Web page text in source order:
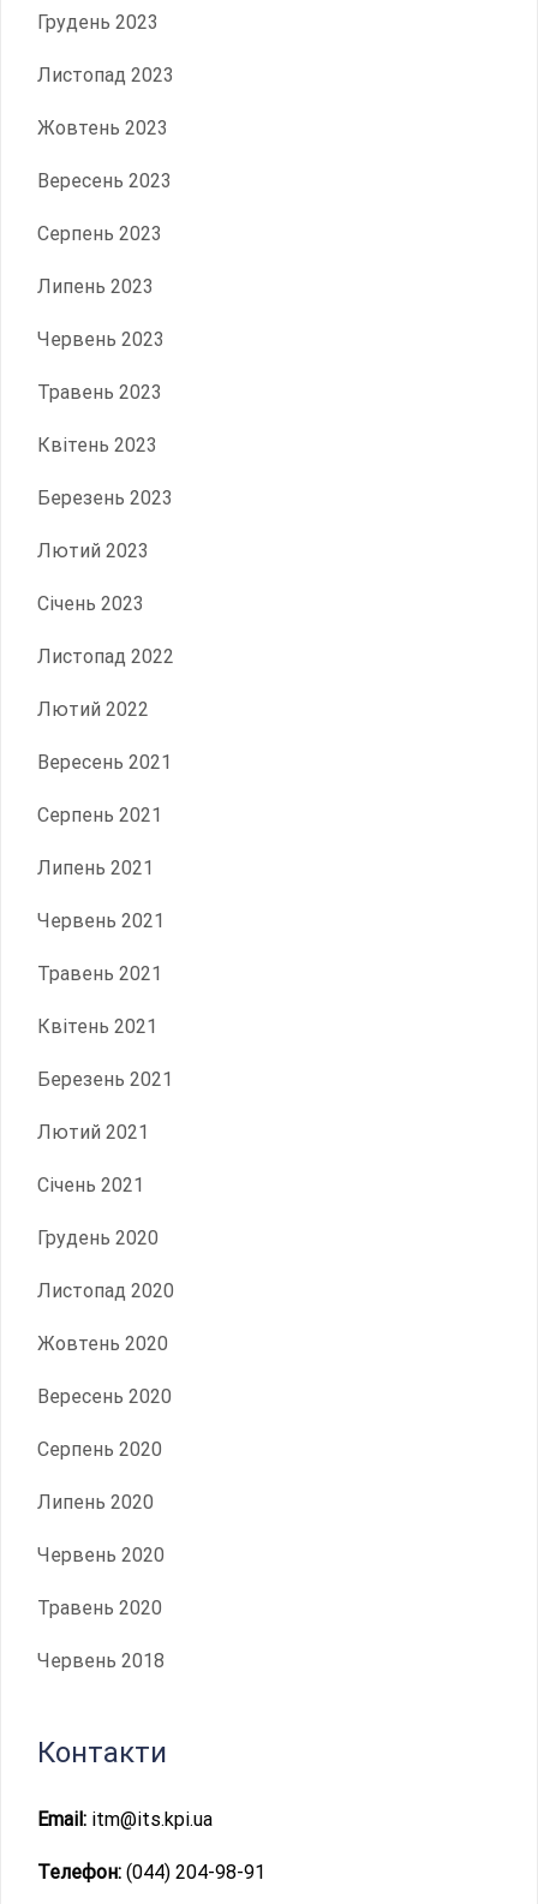
Грудень 2023
Листопад 2023
Жовтень 2023
Вересень 2023
Серпень 2023
Липень 2023
Червень 2023
Травень 2023
Квітень 2023
Березень 2023
Лютий 2023
Січень 2023
Листопад 2022
Лютий 2022
Вересень 2021
Серпень 2021
Липень 2021
Червень 2021
Травень 2021
Квітень 2021
Березень 2021
Лютий 2021
Січень 2021
Грудень 2020
Листопад 2020
Жовтень 2020
Вересень 2020
Серпень 2020
Липень 2020
Червень 2020
Травень 2020
Червень 2018
Контакти
Email: itm@its.kpi.ua
Телефон: (044) 204-98-91